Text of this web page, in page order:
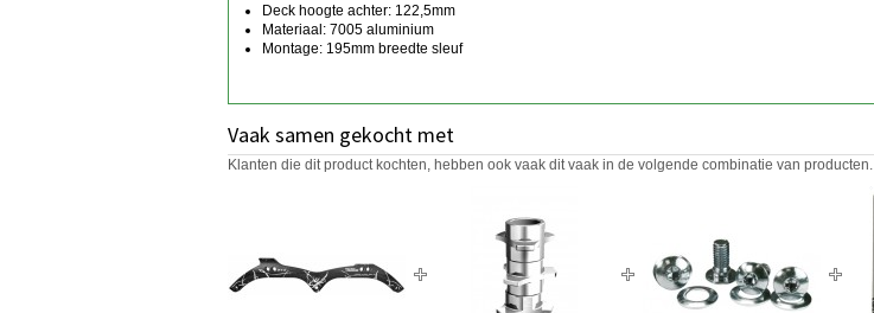
Deck hoogte achter: 122,5mm
Materiaal: 7005 aluminium
Montage: 195mm breedte sleuf
Vaak samen gekocht met
Klanten die dit product kochten, hebben ook vaak dit vaak in de volgende combinatie van producten.